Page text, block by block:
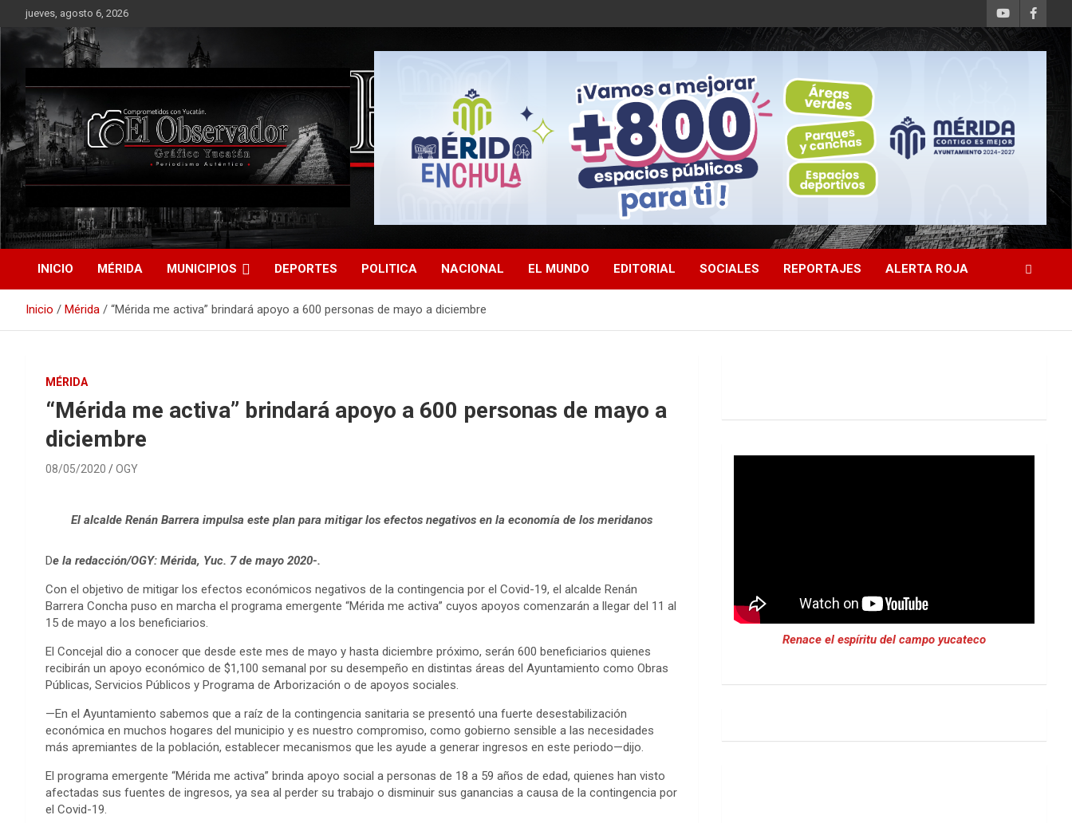
Saltar
al
contenido
jueves, agosto 6, 2026
El Observador Gráfico
Yucatán
Periodismo Auténtico
INICIO MÉRIDA MUNICIPIOS DEPORTES POLITICA NACIONAL EL MUNDO EDITORIAL SOCIALES REPORTAJES ALERTA ROJA
Inicio Mérida “Mérida me activa” brindará apoyo a 600 personas de mayo a diciembre
MÉRIDA
“Mérida me activa” brindará apoyo a 600 personas de mayo a
diciembre
08/05/2020 OGY
El alcalde Renán Barrera impulsa este plan para mitigar los efectos negativos en la economía de los meridanos
De la redacción/OGY: Mérida, Yuc. 7 de mayo 2020-.
Con el objetivo de mitigar los efectos económicos negativos de la contingencia por el Covid-19, el alcalde Renán
Barrera Concha puso en marcha el programa emergente “Mérida me activa” cuyos apoyos comenzarán a llegar del 11 al
15 de mayo a los beneficiarios.
El Concejal dio a conocer que desde este mes de mayo y hasta diciembre próximo, serán 600 beneficiarios quienes
recibirán un apoyo económico de $1,100 semanal por su desempeño en distintas áreas del Ayuntamiento como Obras
Públicas, Servicios Públicos y Programa de Arborización o de apoyos sociales.
—En el Ayuntamiento sabemos que a raíz de la contingencia sanitaria se presentó una fuerte desestabilización
económica en muchos hogares del municipio y es nuestro compromiso, como gobierno sensible a las necesidades
más apremiantes de la población, establecer mecanismos que les ayude a generar ingresos en este periodo—dijo.
El programa emergente “Mérida me activa” brinda apoyo social a personas de 18 a 59 años de edad, quienes han visto
afectadas sus fuentes de ingresos, ya sea al perder su trabajo o disminuir sus ganancias a causa de la contingencia por
el Covid-19.
Renace el espíritu del campo yucateco